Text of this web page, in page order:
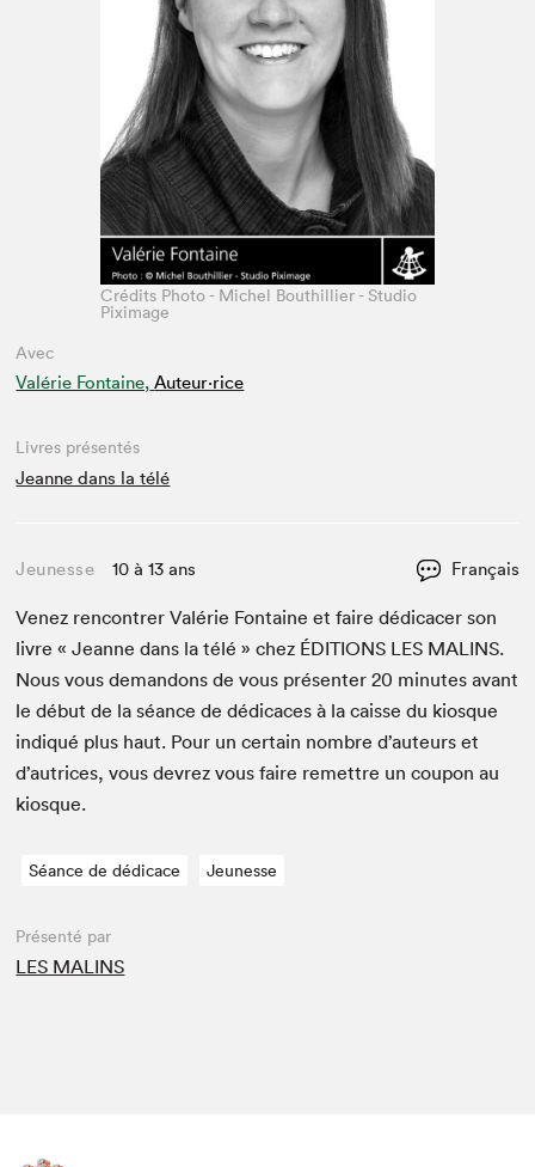
Avec
Valérie Fontaine, Auteur·rice
Crédits Photo - Michel Bouthillier - Studio
Piximage
Livres présentés
Jeanne dans la télé
Jeunesse 10 à 13 ans Français
Venez ren­con­tr­er Valérie Fontaine et faire dédi­cac­er son
livre « Jeanne dans la télé » chez ÉDI­TIONS LES MALINS.
Nous vous deman­dons de vous présen­ter20 min­utes avant
le début de la séance de dédi­caces à la caisse du kiosque
indiqué plus haut. Pour un cer­tain nom­bre d’auteurs et
d’autrices, vous devrez vous faire remet­tre un coupon au
kiosque.
Séance de dédicace Jeunesse
Présenté par
LES MALINS